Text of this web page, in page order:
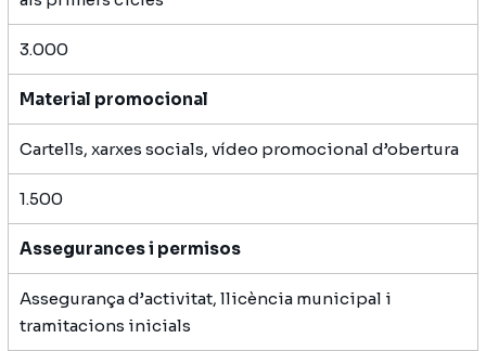
3.000
Material promocional
Cartells, xarxes socials, vídeo promocional d’obertura
1.500
Assegurances i permisos
Assegurança d’activitat, llicència municipal i
tramitacions inicials